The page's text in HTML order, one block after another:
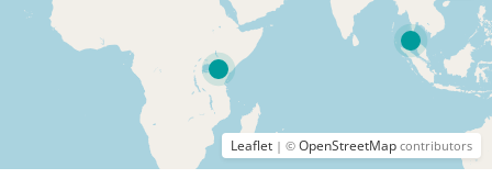
Leaflet | © OpenStreetMap contributors